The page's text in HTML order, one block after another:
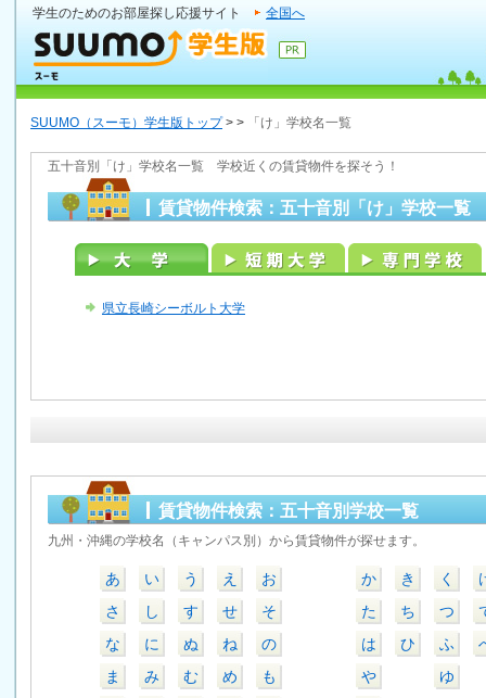
学生のためのお部屋探し応援サイト 全国へ
SUUMO（スーモ）学生版トップ> > 「け」学校名一覧
五十音別「け」学校名一覧 学校近くの賃貸物件を探そう！
賃貸物件検索：五十音別「け」学校一覧
県立長崎シーボルト大学
賃貸物件検索：五十音別学校一覧
九州・沖縄の学校名（キャンパス別）から賃貸物件が探せます。
あ い う え
お
さ
し す せ
そ
な
に ぬ ね
の
ま
み む め
も
か き く
た
ち つ
は
ひ ふ
や
ゆ